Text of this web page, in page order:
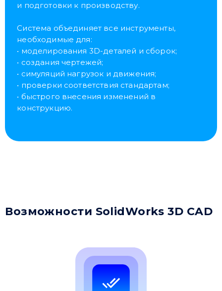
и подготовки к производству.
Система объединяет все инструменты,
необходимые для:
• моделирования 3D-деталей и сборок;
• создания чертежей;
• симуляций нагрузок и движения;
• проверки соответствия стандартам;
• быстрого внесения изменений в
конструкцию.
Возможности SolidWorks 3D CAD